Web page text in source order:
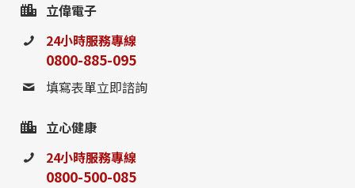
或撥打24小時免費諮詢電話
聯絡我們
立偉電子
24小時服務專線
0800-885-095
填寫表單立即諮詢
立心健康
24小時服務專線
0800-500-085